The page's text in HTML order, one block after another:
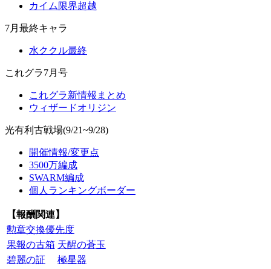
カイム限界超越
7月最終キャラ
水ククル最終
これグラ7月号
これグラ新情報まとめ
ウィザードオリジン
光有利古戦場(9/21~9/28)
開催情報/変更点
3500万編成
SWARM編成
個人ランキングボーダー
【報酬関連】
勲章交換優先度
果報の古箱 天醒の蒼玉
碧麗の証
極星器